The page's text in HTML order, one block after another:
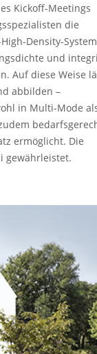
Kickoff-Meetings
die
Density-
und
Auf diese Weise
abbilden –
in Multi-Mode
ermöglicht. Die
gewährleistet.